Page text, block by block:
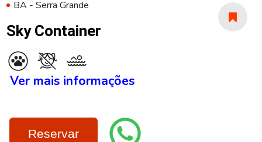
BA - Serra Grande
Sky Container
Ver mais informações
Reservar